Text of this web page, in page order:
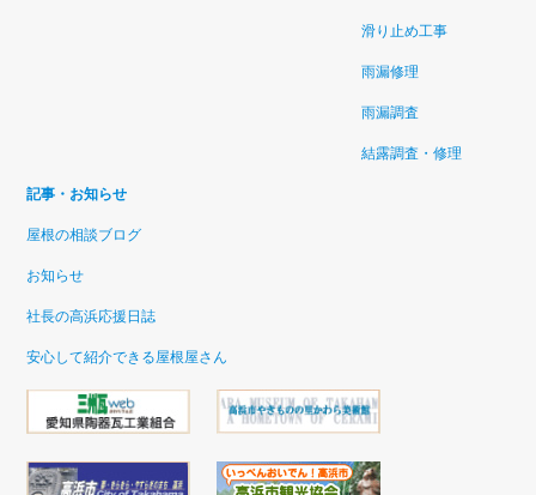
滑り止め工事
雨漏修理
雨漏調査
結露調査・修理
記事・お知らせ
屋根の相談ブログ
お知らせ
社長の高浜応援日誌
安心して紹介できる屋根屋さん